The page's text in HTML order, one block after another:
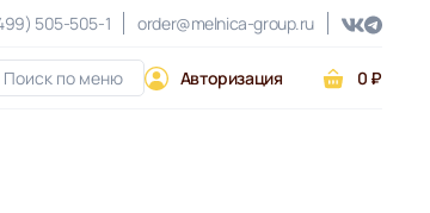
505-505-1 order@melnica-group.ru
Авторизация 0 ₽